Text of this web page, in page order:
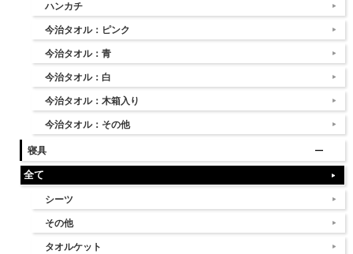
ハンカチ
今治タオル：ピンク
今治タオル：青
今治タオル：白
今治タオル：木箱入り
今治タオル：その他
寝具
全て
シーツ
その他
タオルケット